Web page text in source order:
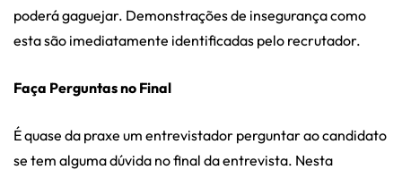
poderá gaguejar. Demonstrações de insegurança como
esta são imediatamente identificadas pelo recrutador.
Faça Perguntas no Final
É quase da praxe um entrevistador perguntar ao candidato
se tem alguma dúvida no final da entrevista. Nesta